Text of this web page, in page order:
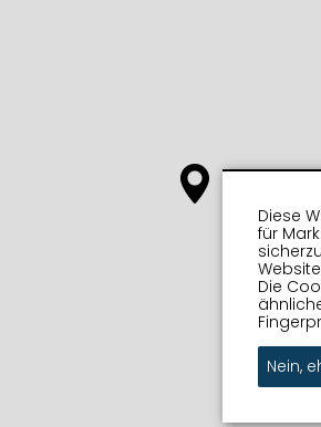
Diese
für
Die
Nein,